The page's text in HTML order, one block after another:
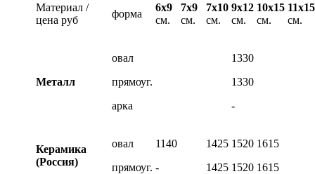
Материал /
цена руб
форма
6х9
см.
7х9
см.
7х10
см.
9х12
см.
10х15
см.
11х15
см.
Металл
овал
прямоуг.
арка
1330
1330
-
Керамика
(Россия)
овал
прямоуг.
1140
-
1425
1425
1520
1520
1615
1615